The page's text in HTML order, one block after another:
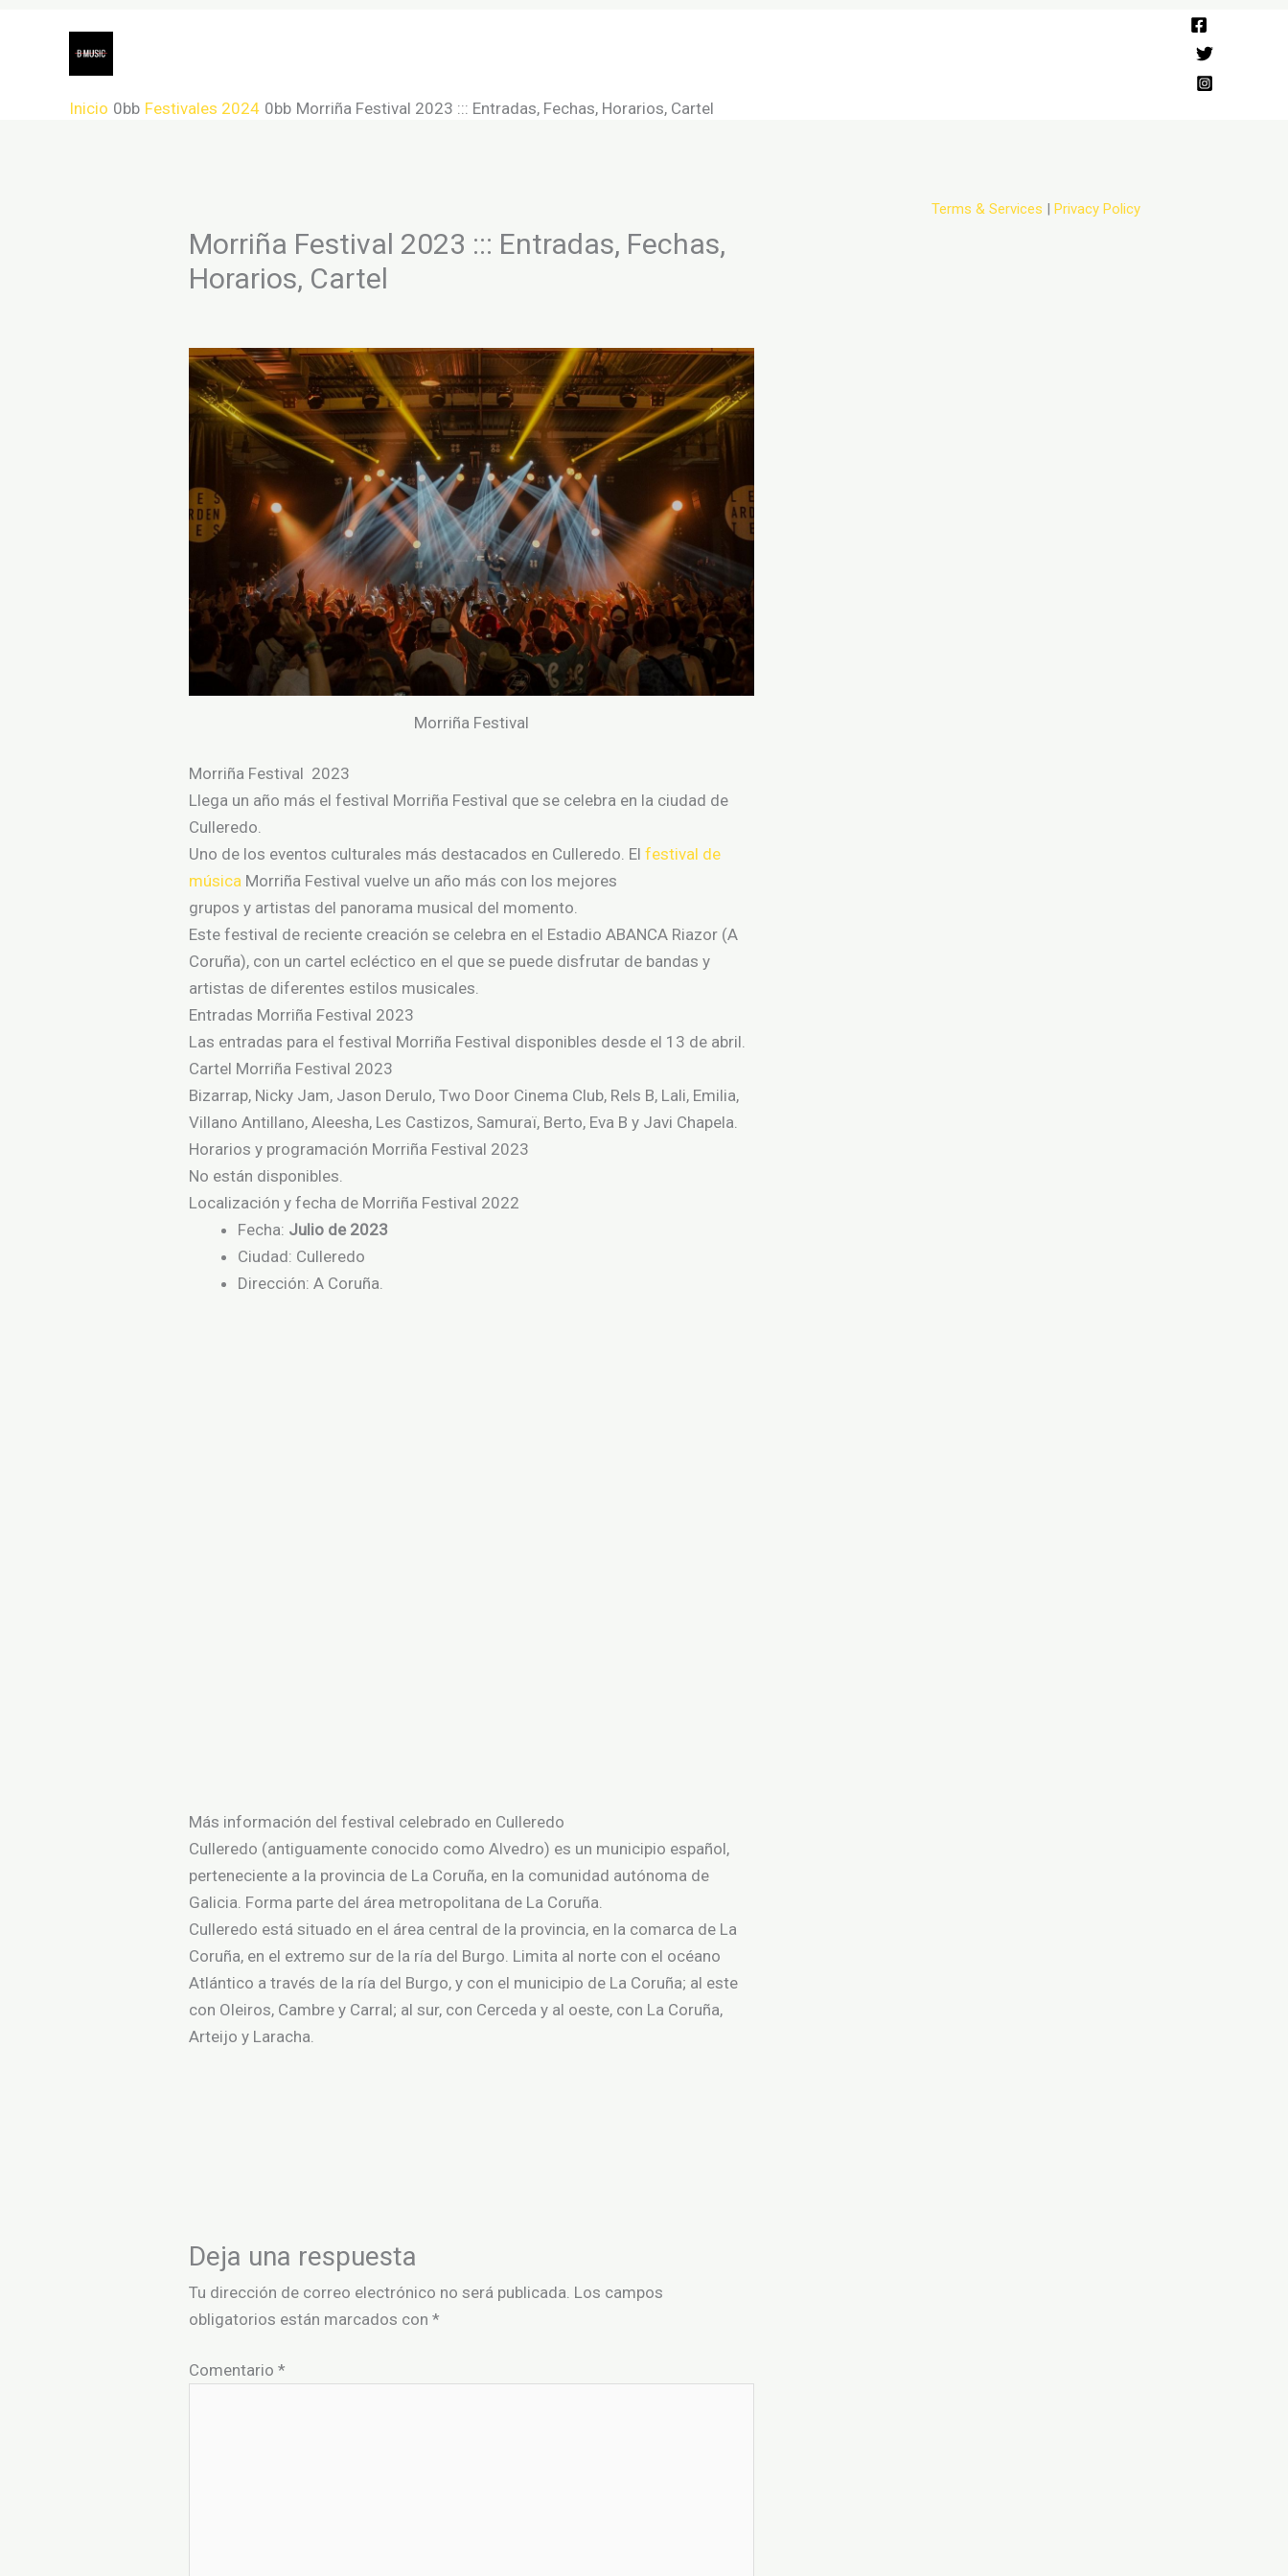
contenido
Inicio Festivales 2024 Morriña Festival 2023 ::: Entradas, Fechas, Horarios, Cartel
Morriña Festival 2023 ::: Entradas, Fechas,
Horarios, Cartel
Morriña Festival
Morriña Festival 2023
Llega un año más el festival Morriña Festival que se celebra en la ciudad de
Culleredo.
Uno de los eventos culturales más destacados en Culleredo. El festival de
música Morriña Festival vuelve un año más con los mejores
gruposy artistas del panorama musical del momento.
Este festival de reciente creación se celebra en el Estadio ABANCA Riazor (A
Coruña), con un cartel ecléctico en el que se puede disfrutar de bandas y
artistas de diferentes estilos musicales.
Entradas Morriña Festival 2023
Las entradas para el festival Morriña Festival disponibles desde el 13 de abril.
Cartel Morriña Festival 2023
Bizarrap, Nicky Jam, Jason Derulo, Two Door Cinema Club, Rels B, Lali, Emilia,
Villano Antillano, Aleesha, Les Castizos, Samuraï, Berto, Eva B y Javi Chapela.
Horarios y programación Morriña Festival 2023
No están disponibles.
Localización y fecha de Morriña Festival 2022
Fecha: Julio de 2023
Ciudad: Culleredo
Dirección: A Coruña.
Más información del festival celebrado en Culleredo
Culleredo (antiguamente conocido como Alvedro​) es un municipio español,
perteneciente a la provincia de La Coruña, en la comunidad autónoma de
Galicia. Forma parte del área metropolitana de La Coruña.
Culleredo está situado en el área central de la provincia, en la comarca de La
Coruña, en el extremo sur de la ría del Burgo. Limita al norte con el océano
Atlántico a través de la ría del Burgo, y con el municipio de La Coruña; al este
con Oleiros, Cambre y Carral; al sur, con Cerceda y al oeste, con La Coruña,
Arteijo y Laracha.
Deja una respuesta
Tu dirección de correo electrónico no será publicada. Los campos
obligatorios están marcados con*
Comentario*
Terms & Services | Privacy Policy